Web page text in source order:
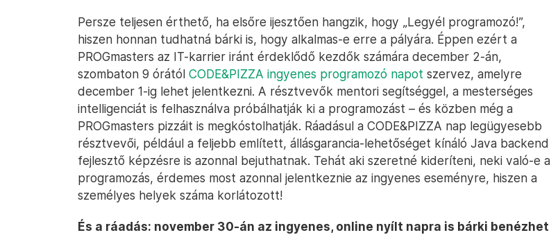
Persze teljesen érthető, ha elsőre ijesztően hangzik, hogy „Legyél programozó!”,
hiszen honnan tudhatná bárki is, hogy alkalmas-e erre a pályára. Éppen ezért a
PROGmasters az IT-karrier iránt érdeklődő kezdők számára december 2-án,
szombaton 9 órától CODE&PIZZA ingyenes programozó napot szervez, amelyre
december 1-ig lehet jelentkezni. A résztvevők mentori segítséggel, a mesterséges
intelligenciát is felhasználva próbálhatják ki a programozást – és közben még a
PROGmasters pizzáit is megkóstolhatják. Ráadásul a CODE&PIZZA nap legügyesebb
résztvevői, például a feljebb említett, állásgarancia-lehetőséget kínáló Java backend
fejlesztő képzésre is azonnal bejuthatnak. Tehát aki szeretné kideríteni, neki való-e a
programozás, érdemes most azonnal jelentkeznie az ingyenes eseményre, hiszen a
személyes helyek száma korlátozott!
És a ráadás: november 30-án az ingyenes, online nyílt napra is bárki benézhet